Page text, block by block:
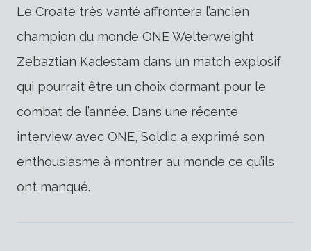
Le Croate très vanté affrontera l’ancien
champion du monde ONE Welterweight
Zebaztian Kadestam dans un match explosif
qui pourrait être un choix dormant pour le
combat de l’année. Dans une récente
interview avec ONE, Soldic a exprimé son
enthousiasme à montrer au monde ce qu’ils
ont manqué.